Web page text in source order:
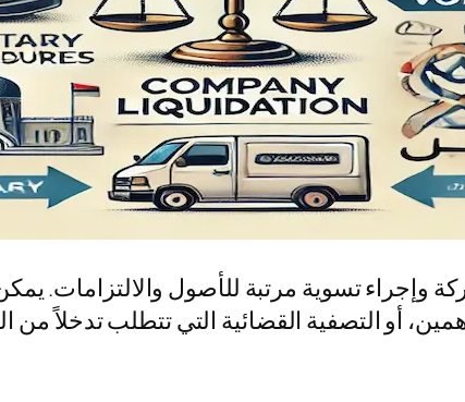
وإجراء تسوية مرتبة للأصول والالتزامات.
أو التصفية القضائية التي تتطلب تدخلاً من